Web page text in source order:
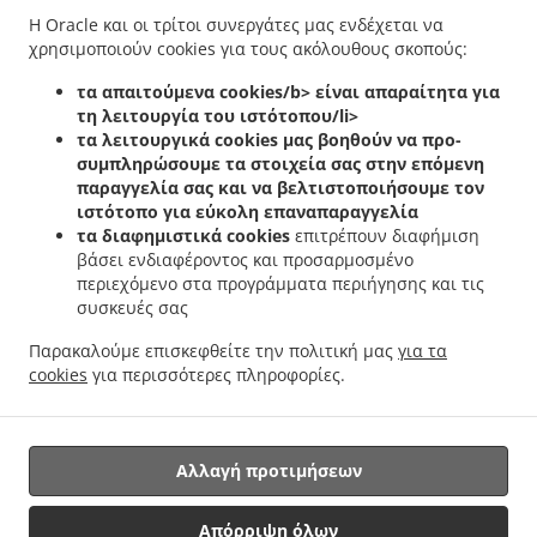
Η Oracle και οι τρίτοι συνεργάτες μας ενδέχεται να
χρησιμοποιούν cookies για τους ακόλουθους σκοπούς:
τα απαιτούμενα cookies/b> είναι απαραίτητα για
τη λειτουργία του ιστότοπου/li>
τα λειτουργικά cookies μας βοηθούν να προ-
συμπληρώσουμε τα στοιχεία σας στην επόμενη
παραγγελία σας και να βελτιστοποιήσουμε τον
ιστότοπο για εύκολη επαναπαραγγελία
τα διαφημιστικά cookies επιτρέπουν διαφήμιση
βάσει ενδιαφέροντος και προσαρμοσμένο
περιεχόμενο στα προγράμματα περιήγησης και τις
συσκευές σας
Παρακαλούμε επισκεφθείτε την πολιτική μας για τα
cookies για περισσότερες πληροφορίες.
Απόρριψη όλων
Αλλαγή προτιμήσεων
Bartringen Helfent
. Ελληνικά Delivery φαγητού Bartringen .
Ελληνικά Delivery
φαγητού Bridel . Ελληνικά Delivery φαγητού Itzig . Ελληνικά Delivery φαγητού Bartreng
Helfent
Ελληνικά Delivery φαγητού Bartreng . Ελληνικά Delivery φαγητού Leideleng
Ελληνικά Delivery φαγητού Leudelingen
. Ελληνικά Delivery φαγητού Fentange
Ελληνικά Delivery φαγητού Kockelscheuer
. Ελληνικά Delivery φαγητού Kopstal
Rollengergronn
. Ελληνικά Delivery φαγητού Kopstal Bridel .
Ελληνικά Delivery
φαγητού Kopstal . Ελληνικά Delivery φαγητού Koplescht Briddel . Ελληνικά Delivery
φαγητού Koplescht
. Ελληνικά Delivery φαγητού Bereldange . Ελληνικά Delivery
φαγητού Walfer
. Ελληνικά Delivery φαγητού Walferdange Bereldange
Delivery φαγητού Walferdange Beggen
Ελληνικά Delivery φαγητού Walferdange
Steinsel . Ελληνικά Delivery φαγητού L Bereldange . Ελληνικά Delivery φαγητού L
Ελληνικά Delivery φαγητού Nidderaanwen Neiduerf-Weimeschhaff
φαγητού Nidderaanwen . Κεµπάπ Delivery υπηρεσίες. Παράδοση φαγητού Takeaway
Υποστηριζόμενο από: